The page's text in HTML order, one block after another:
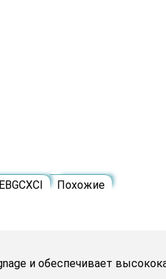
Похожие
и обеспечивает